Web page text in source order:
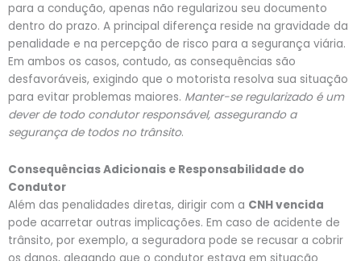
para a condução, apenas não regularizou seu documento
dentro do prazo. A principal diferença reside na gravidade da
penalidade e na percepção de risco para a segurança viária.
Em ambos os casos, contudo, as consequências são
desfavoráveis, exigindo que o motorista resolva sua situação
para evitar problemas maiores. Manter-se regularizado é um
dever de todo condutor responsável, assegurando a
segurança de todos no trânsito.
Consequências Adicionais e Responsabilidade do
Condutor
Além das penalidades diretas, dirigir com a CNH vencida
pode acarretar outras implicações. Em caso de acidente de
trânsito, por exemplo, a seguradora pode se recusar a cobrir